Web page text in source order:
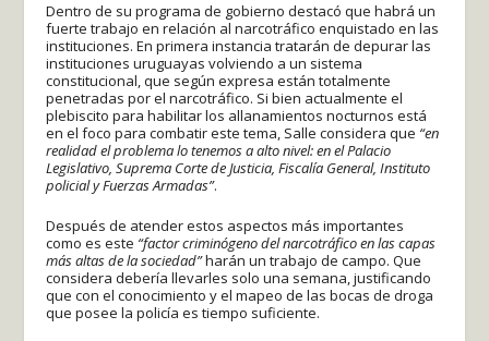
Dentro de su programa de gobierno destacó que habrá un
fuerte trabajo en relación al narcotráfico enquistado en las
instituciones. En primera instancia tratarán de depurar las
instituciones uruguayas volviendo a un sistema
constitucional, que según expresa están totalmente
penetradas por el narcotráfico. Si bien actualmente el
plebiscito para habilitar los allanamientos nocturnos está
en el foco para combatir este tema, Salle considera que “en
realidad el problema lo tenemos a alto nivel: en el Palacio
Legislativo, Suprema Corte de Justicia, Fiscalía General, Instituto
policial y Fuerzas Armadas”.
Después de atender estos aspectos más importantes
como es este “factor criminógeno del narcotráfico en las capas
más altas de la sociedad”harán un trabajo de campo. Que
considera debería llevarles solo una semana, justificando
que con el conocimiento y el mapeo de las bocas de droga
que posee la policía es tiempo suficiente.